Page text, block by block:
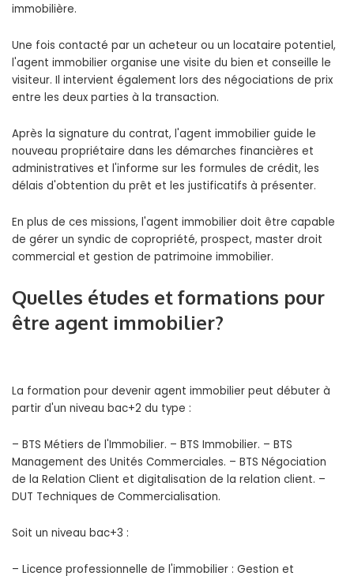
immobilière.
Une fois contacté par un acheteur ou un locataire potentiel,
l'agent immobilier organise une visite du bien et conseille le
visiteur. Il intervient également lors des négociations de prix
entre les deux parties à la transaction.
Après la signature du contrat, l'agent immobilier guide le
nouveau propriétaire dans les démarches financières et
administratives et l'informe sur les formules de crédit, les
délais d'obtention du prêt et les justificatifs à présenter.
En plus de ces missions, l'agent immobilier doit être capable
de gérer un syndic de copropriété, prospect, master droit
commercial et gestion de patrimoine immobilier.
Quelles études et formations pour
être agent immobilier?
La formation pour devenir agent immobilier peut débuter à
partir d'un niveau bac+2 du type :
– BTS Métiers de l'Immobilier. – BTS Immobilier. – BTS
Management des Unités Commerciales. – BTS Négociation
de la Relation Client et digitalisation de la relation client. –
DUT Techniques de Commercialisation.
Soit un niveau bac+3 :
– Licence professionnelle de l'immobilier : Gestion et